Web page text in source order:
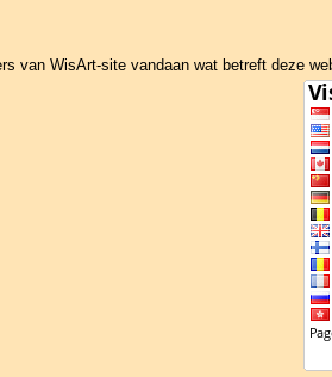
van WisArt-site vandaan wat betreft deze